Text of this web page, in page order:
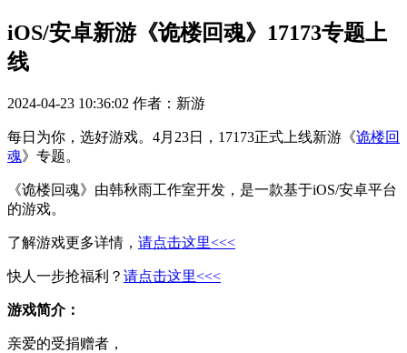
iOS/安卓新游《诡楼回魂》17173专题上
线
2024-04-23 10:36:02 作者：新游
每日为你，选好游戏。4月23日，17173正式上线新游《诡楼回
魂》专题。
《诡楼回魂》由韩秋雨工作室开发，是一款基于iOS/安卓平台
的游戏。
了解游戏更多详情， 请点击这里<<<
快人一步抢福利？ 请点击这里<<<
游戏简介：
亲爱的受捐赠者，